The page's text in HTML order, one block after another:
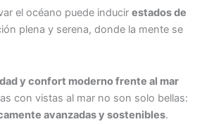
el océano puede inducir estados de
plena y serena, donde la mente se
y confort moderno frente al mar
con vistas al mar no son solo bellas:
avanzadas y sostenibles.